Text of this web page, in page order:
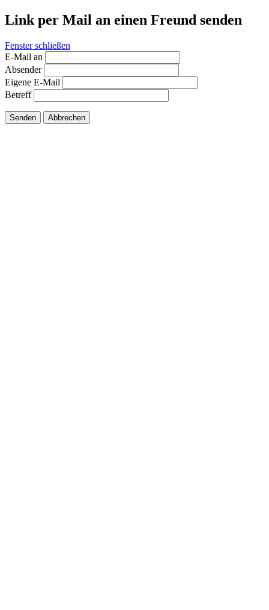
Link per Mail an einen Freund senden
Fenster schließen
E-Mail an
Absender
Eigene E-Mail
Betreff
Senden Abbrechen